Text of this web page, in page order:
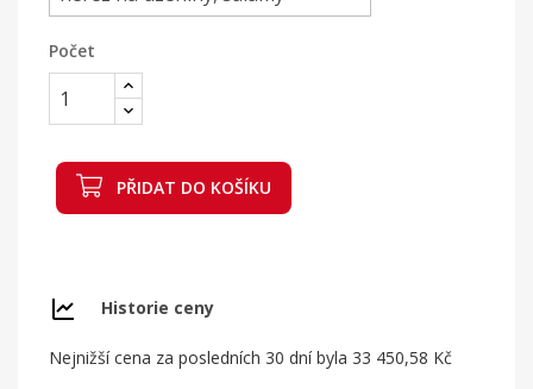
Počet
PŘIDAT DO KOŠÍKU
Historie ceny
Nejnižší cena za posledních 30 dní byla 33 450,58 Kč